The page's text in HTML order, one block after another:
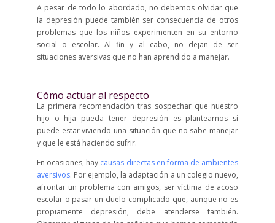
A pesar de todo lo abordado, no debemos olvidar que
la depresión puede también ser consecuencia de otros
problemas que los niños experimenten en su entorno
social o escolar. Al fin y al cabo, no dejan de ser
situaciones aversivas que no han aprendido a manejar.
Cómo actuar al respecto
La primera recomendación tras sospechar que nuestro
hijo o hija pueda tener depresión es plantearnos si
puede estar viviendo una situación que no sabe manejar
y que le está haciendo sufrir.
En ocasiones, hay causas directas en forma de ambientes
aversivos. Por ejemplo, la adaptación a un colegio nuevo,
afrontar un problema con amigos, ser víctima de acoso
escolar o pasar un duelo complicado que, aunque no es
propiamente depresión, debe atenderse también.